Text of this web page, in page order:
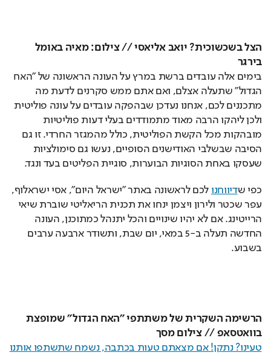
הצל בשכשוכית? יואב אליאסי // צילום: מאיה באומל
בירגר
בימים אלה עובדים ברשת במרץ על העונה הראשונה של "האח
הגדול" שתעלה אצלם, ואם אתם ממש סקרנים לדעת מה
מתכננים לכם, אנחנו נעדכן שבהפקה עובדים על עונה פוליטית
ולכן ליהקו הרבה מאוד מתמודדים בעלי דעות פוליטיות
מובהקות מכל הקשת הפוליטית, כולל מהמגזר החרדי. זו גם
הסיבה שבשלבי האודישנים הסופיים, נעשו גם סימולציות
שעסקו באחת הסוגיות הבוערות, סוגיית הפליטים בעד ונגד.
כפי ש דיווחנו
לכם לראשונה באתר "ישראל היום", אסי ישראלוף,
עפר שכטר ולירון ויצמן ינחו את תכנית הריאליטי שוברת שיאי
הרייטינג. אם לא יהיו שינויים והכל יתנהל כמתוכנן, העונה
החדשה תעלה ב-5 במאי, יום שבת, ותשודר ארבעה ערבים
בשבוע.
הרשימה השקרית של משתתפי "האח הגדול" שמופצת
בוואטסאפ // צילום מסך
טעינו? נתקן! אם מצאתם טעות בכתבה, נשמח שתשתפו אותנו